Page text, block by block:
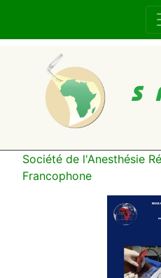
Société de l'Anesthésie
Francophone